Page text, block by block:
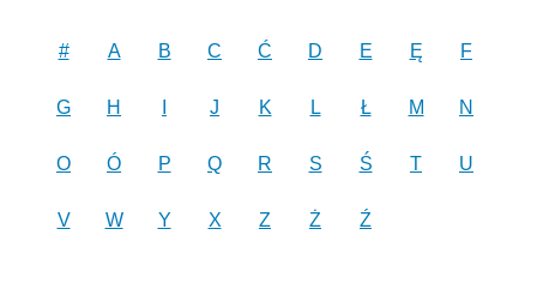
# A B C Ć D E Ę F
G H J K L Ł M N
O Ó P Q R S Ś T U
V W Y X Z Ż Ź